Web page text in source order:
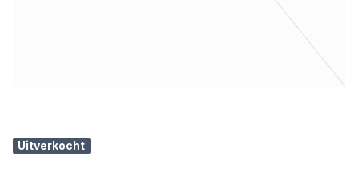
Uitverkocht